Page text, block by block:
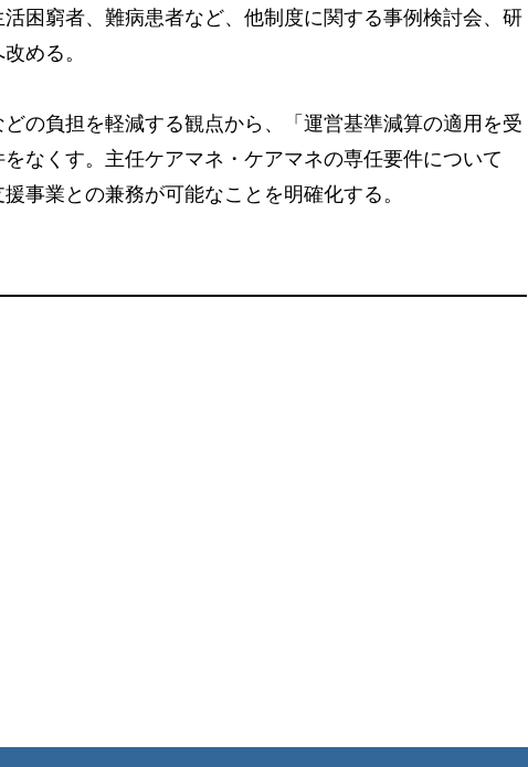
活困窮者、難病患者など、他制度に関する事例検討会、研
める。
の負担を軽減する観点から、「運営基準減算の適用を受
なくす。主任ケアマネ・ケアマネの専任要件について
事業との兼務が可能なことを明確化する。